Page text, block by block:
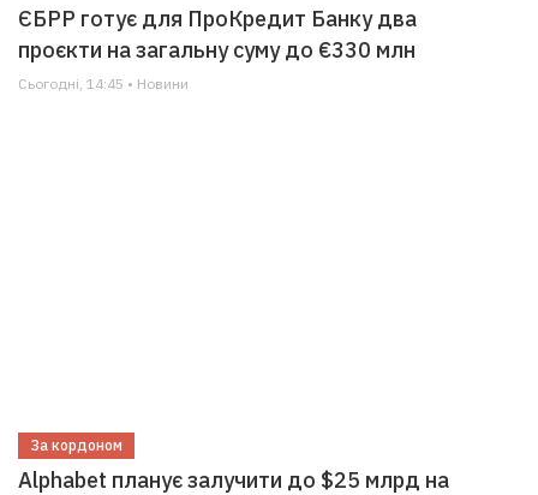
ЄБРР готує для ПроКредит Банку два
проєкти на загальну суму до €330 млн
Сьогодні, 14:45 • Новини
За кордоном
Alphabet планує залучити до $25 млрд на